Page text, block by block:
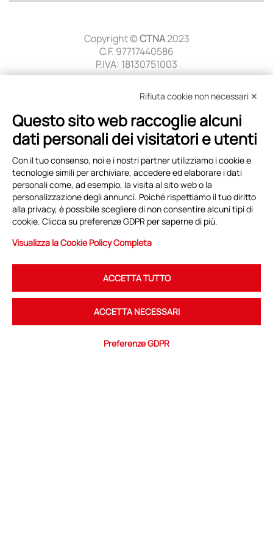
Copyright ©CTNA2023
C.F. 97717440586
P.IVA: 18130751003
c/o AIAD Via Nazionale, 54
00184 Roma
Sede Operativa
00184 Roma
Privacy Policy
Modifica preferenze cookie
ContattareCTNA
Mobile+39 380 1895482
Youtube Linkedin
Rifiuta cookie non necessari ✕
Questo sito web raccoglie alcuni
dati personali dei visitatori e utenti
Con il tuo consenso, noi e i nostri partner utilizziamo i cookie e
tecnologie simili per archiviare, accedere ed elaborare i dati
personali come, ad esempio, la visita al sito web o la
personalizzazione degli annunci. Poiché rispettiamo il tuo diritto
alla privacy, è possibile scegliere di non consentire alcuni tipi di
cookie. Clicca su preferenze GDPR per saperne di più.
Visualizza la Cookie Policy Completa
ACCETTA TUTTO
ACCETTA NECESSARI
Preferenze GDPR